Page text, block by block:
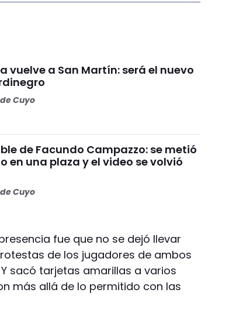
vuelve a San Martín: será el nuevo
Cuyo
de Facundo Campazzo: se metió
en una plaza y el video se volvió
Cuyo
fue que no se dejó llevar
de los jugadores de ambos
sacó tarjetas amarillas a varios
más allá de lo permitido con las